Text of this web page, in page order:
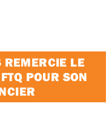
REMERCIE LE
POUR SON